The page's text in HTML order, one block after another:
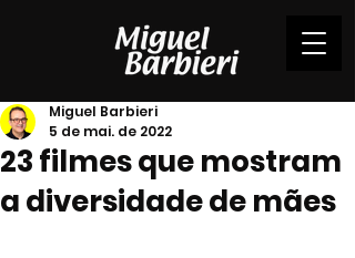
23 filmes que mostram
a diversidade de mães
Miguel Barbieri
5 de mai. de 2022